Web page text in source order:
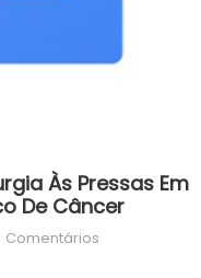
Às Pressas Em
De Câncer
Comentários